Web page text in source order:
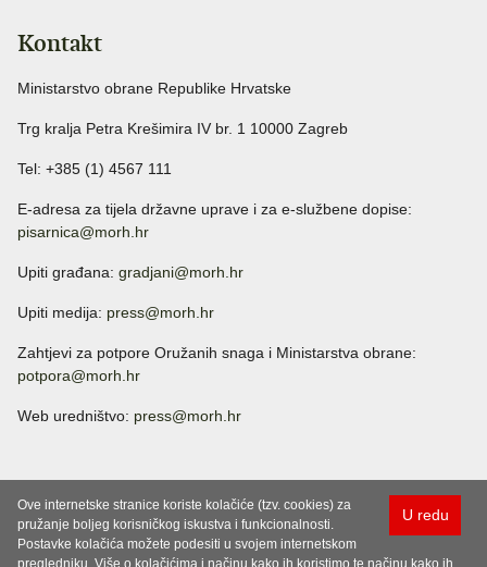
Kontakt
Ministarstvo obrane Republike Hrvatske
Trg kralja Petra Krešimira IV br. 1 10000 Zagreb
Tel: +385 (1) 4567 111
E-adresa za tijela državne uprave i za e-službene dopise:
pisarnica@morh.hr
Upiti građana: gradjani@morh.hr
Upiti medija: press@morh.hr
Zahtjevi za potpore Oružanih snaga i Ministarstva obrane:
potpora@morh.hr
Web uredništvo: press@morh.hr
U redu
Ove internetske stranice koriste kolačiće (tzv. cookies) za
pružanje boljeg korisničkog iskustva i funkcionalnosti.
Postavke kolačića možete podesiti u svojem internetskom
pregledniku. Više o kolačićima i načinu kako ih koristimo te načinu kako ih